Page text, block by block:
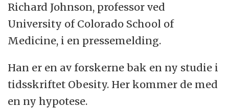
Richard Johnson, professor ved
University of Colorado School of
Medicine, i en pressemelding.
Han er en av forskerne bak en ny studie i
tidsskriftet Obesity. Her kommer de med
en ny hypotese.